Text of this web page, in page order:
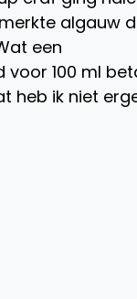
algauw
een
100 ml
heb ik niet